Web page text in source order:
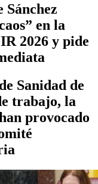
Sánchez
en la
2026 y pide
Sanidad de
trabajo, la
provocado